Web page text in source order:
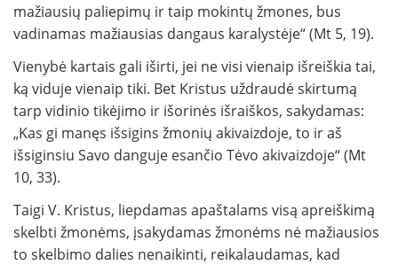
mažiausių paliepimų ir taip mokintų žmones, bus
vadinamas mažiausias dangaus karalystėje“ (Mt 5, 19).
Vienybė kartais gali iširti, jei ne visi vienaip išreiškia tai,
ką viduje vienaip tiki. Bet Kristus uždraudė skirtumą
tarp vidinio tikėjimo ir išorinės išraiškos, sakydamas:
„Kas gi manęs išsigins žmonių akivaizdoje, to ir aš
išsiginsiu Savo danguje esančio Tėvo akivaizdoje“ (Mt
10, 33).
Taigi V. Kristus, liepdamas apaštalams visą apreiškimą
skelbti žmonėms, įsakydamas žmonėms nė mažiausios
to skelbimo dalies nenaikinti, reikalaudamas, kad